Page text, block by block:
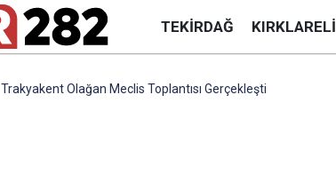
TEKIRDAĞ KIRKLARELI
Trakyakent Olağan Meclis Toplantısı Gerçekleşti